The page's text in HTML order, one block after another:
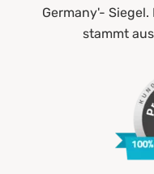
Germany'-
stammt